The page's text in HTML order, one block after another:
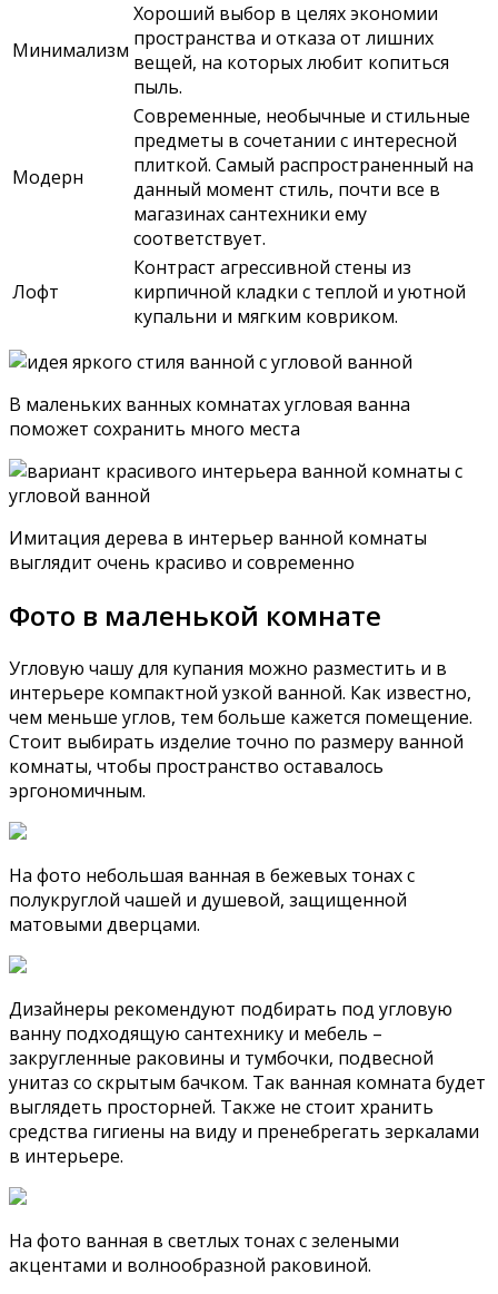
Минимализм
Хороший выбор в целях экономии
пространства и отказа от лишних
вещей, на которых любит копиться
пыль.
Модерн
Современные, необычные и стильные
предметы в сочетании с интересной
плиткой. Самый распространенный на
данный момент стиль, почти все в
магазинах сантехники ему
соответствует.
Лофт
Контраст агрессивной стены из
кирпичной кладки с теплой и уютной
купальни и мягким ковриком.
В маленьких ванных комнатах угловая ванна
поможет сохранить много места
Имитация дерева в интерьер ванной комнаты
выглядит очень красиво и современно
Фото в маленькой комнате
Угловую чашу для купания можно разместить и в
интерьере компактной узкой ванной. Как известно,
чем меньше углов, тем больше кажется помещение.
Стоит выбирать изделие точно по размеру ванной
комнаты, чтобы пространство оставалось
эргономичным.
На фото небольшая ванная в бежевых тонах с
полукруглой чашей и душевой, защищенной
матовыми дверцами.
Дизайнеры рекомендуют подбирать под угловую
ванну подходящую сантехнику и мебель –
закругленные раковины и тумбочки, подвесной
унитаз со скрытым бачком. Так ванная комната будет
выглядеть просторней. Также не стоит хранить
средства гигиены на виду и пренебрегать зеркалами
в интерьере.
На фото ванная в светлых тонах с зелеными
акцентами и волнообразной раковиной.